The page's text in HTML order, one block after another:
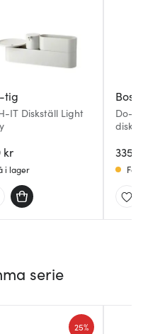
tig
IT Diskställ Light
kr
i lager
Do-
335
Få
serie
25%